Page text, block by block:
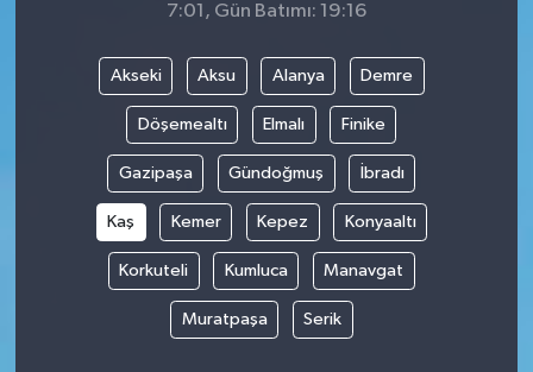
7:01, Gün Batımı: 19:16
Akseki Aksu Alanya Demre
Döşemealtı Elmalı Finike
Gazipaşa Gündoğmuş İbradı
Kaş Kemer Kepez Konyaaltı
Korkuteli Kumluca Manavgat
Muratpaşa Serik